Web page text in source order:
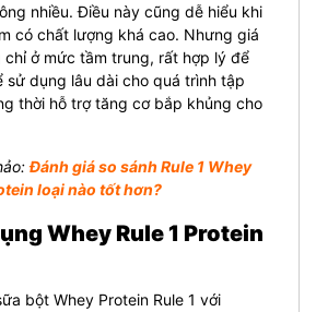
nhiều. Điều này cũng dễ hiểu khi
có chất lượng khá cao. Nhưng giá
chỉ ở mức tầm trung, rất hợp lý để
sử dụng lâu dài cho quá trình tập
thời hỗ trợ tăng cơ bắp khủng cho
Đánh giá so sánh Rule 1 Whey
loại nào tốt hơn?
Whey Rule 1 Protein
bột Whey Protein Rule 1 với